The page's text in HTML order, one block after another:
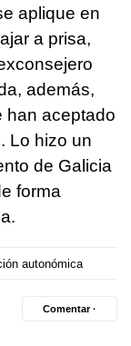
aplique en
a prisa,
además,
han aceptado
Lo hizo un
de Galicia
forma
autonómica
Comentar ·